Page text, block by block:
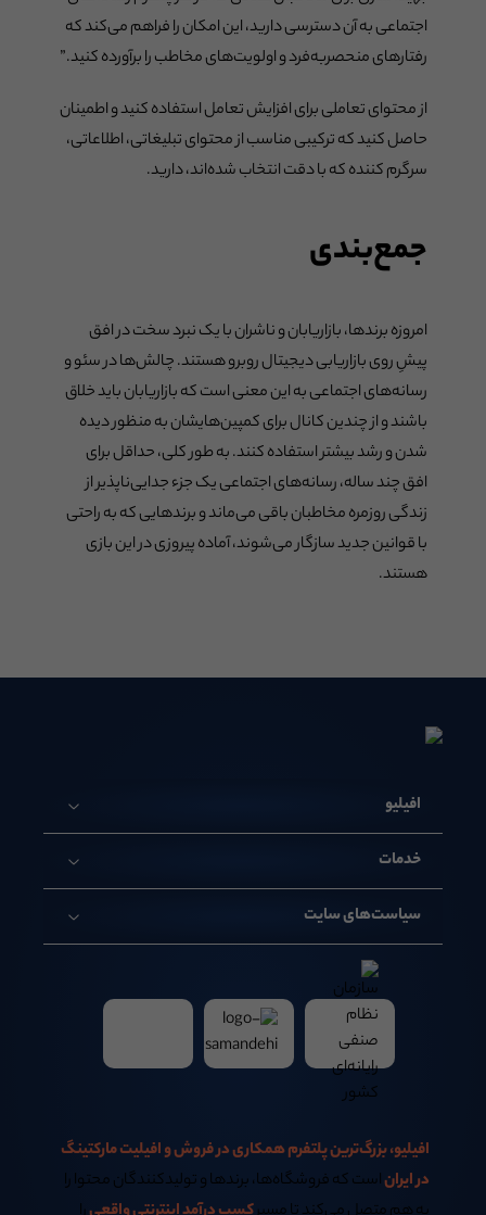
اجتماعی به آن دسترسی دارید، این امکان را فراهم می‌کند که
رفتارهای منحصربه‌فرد و اولویت‌های مخاطب را برآورده کنید.”
از محتوای تعاملی برای افزایش تعامل استفاده کنید و اطمینان
حاصل کنید که ترکیبی مناسب از محتوای تبلیغاتی، اطلاعاتی،
سرگرم کننده که با دقت انتخاب شده‌اند، دارید.
جمع‌بندی
امروزه برندها، بازاریابان و ناشران با یک نبرد سخت در افق
پیشِ روی بازاریابی دیجیتال روبرو هستند. چالش‌ها در سئو و
رسانه‌‌های اجتماعی به این معنی است که بازاریابان باید خلاق
باشند و از چندین کانال برای کمپین‌هایشان به منظور دیده
شدن و رشد بیشتر استفاده کنند. به طور کلی، حداقل برای
افق چند ساله، رسانه‌‌های اجتماعی یک جزء جدایی‌ناپذیر از
زندگی روزمره مخاطبان باقی می‌ماند و برندهایی که به راحتی
با قوانین جدید سازگار می‌شوند، آماده پیروزی در این بازی
هستند.
افیلیو
خدمات
سیاست‌های سایت
افیلیو، بزرگ‌ترین پلتفرم همکاری در فروش و افیلیت مارکتینگ
در ایراناست که فروشگاه‌ها، برندها و تولیدکنندگان محتوا را